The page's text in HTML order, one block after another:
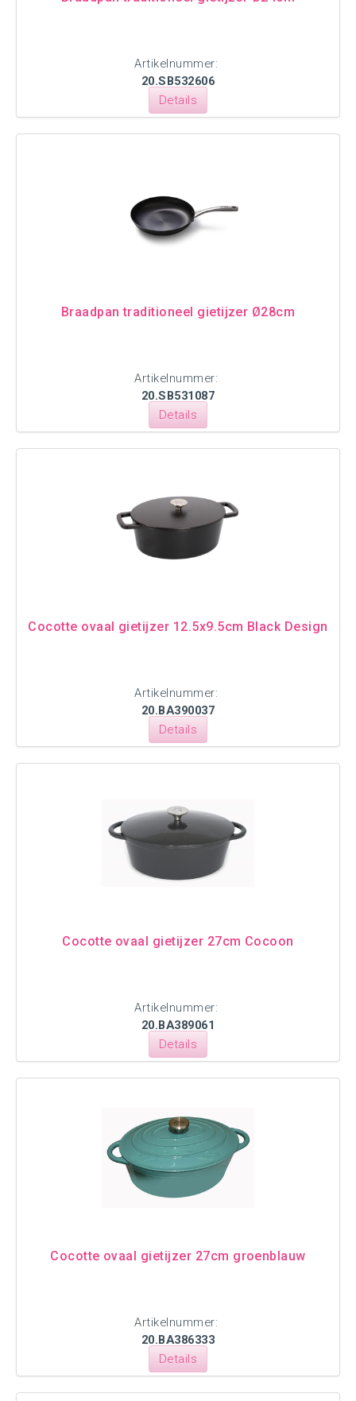
Artikelnummer:
20.SB532606
Details
Braadpan traditioneel gietijzer Ø28cm
Artikelnummer:
20.SB531087
Details
Cocotte ovaal gietijzer 12.5x9.5cm Black Design
Artikelnummer:
20.BA390037
Details
Cocotte ovaal gietijzer 27cm Cocoon
Artikelnummer:
20.BA389061
Details
Cocotte ovaal gietijzer 27cm groenblauw
Artikelnummer:
20.BA386333
Details